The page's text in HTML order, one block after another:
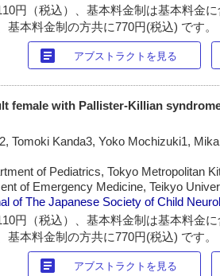
円（税込）、基本料金制は基本料金に
本料金制の方共に770円(税込) です。
article アブストラクトを見る
female with Pallister-Killian
Tomoki Kanda3, Yoko Mochizuki1,
of Pediatrics, Tokyo Metropolitan
of Emergency Medicine, Teikyo
of The Japanese Society of Child
円（税込）、基本料金制は基本料金に
本料金制の方共に770円(税込) です。
article アブストラクトを見る